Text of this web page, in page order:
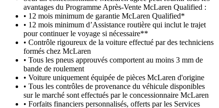
avantages du Programme Après-Vente McLaren Qualified :
• 12 mois minimum de garantie McLaren Qualified*
• 12 mois minimum d’Assistance routière qui inclut le trajet
pour continuer le voyage si nécessaire**
• Contrôle rigoureux de la voiture effectué par des techniciens
formés chez McLaren
• Tous les pneus approuvés comportent au moins 3 mm de
bande de roulement
• Voiture uniquement équipée de pièces McLaren d'origine
• Tous les contrôles de provenance du véhicule disponibles
sur le marché sont effectués par le concessionnaire McLaren
• Forfaits financiers personnalisés, offerts par les Services